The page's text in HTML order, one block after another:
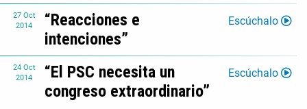
27 Oct
2014
“Reacciones e
intenciones”
Escúchalo
24 Oct
2014
“El PSC necesita un
congreso extraordinario”
Escúchalo